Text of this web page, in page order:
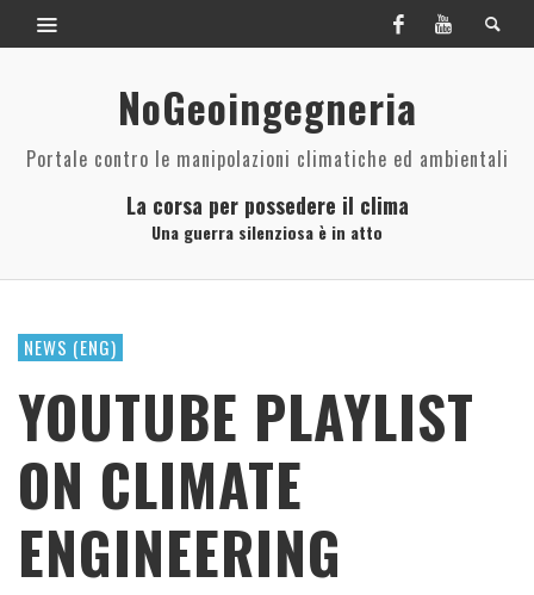
NoGeoingegneria
Portale contro le manipolazioni climatiche ed ambientali
La corsa per possedere il clima
Una guerra silenziosa è in atto
NEWS (ENG)
YOUTUBE PLAYLIST
ON CLIMATE
ENGINEERING